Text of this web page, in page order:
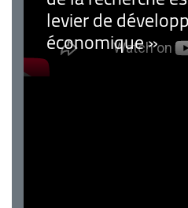
levier de
économique »